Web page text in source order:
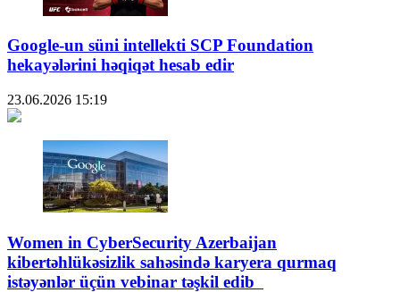
Google-un süni intellekti SCP Foundation
hekayələrini həqiqət hesab edir
23.06.2026 15:19
Women in CyberSecurity Azerbaijan
kibertəhlükəsizlik sahəsində karyera qurmaq
istəyənlər üçün vebinar təşkil edib